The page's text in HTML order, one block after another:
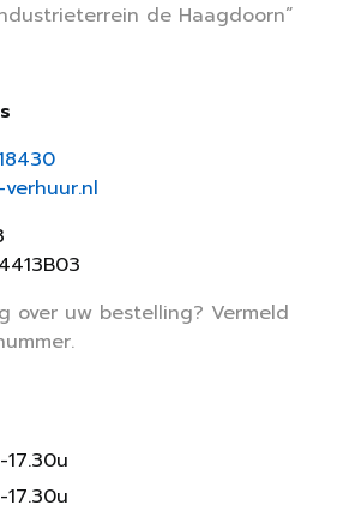
de Haagdoorn”
over uw bestelling? Vermeld